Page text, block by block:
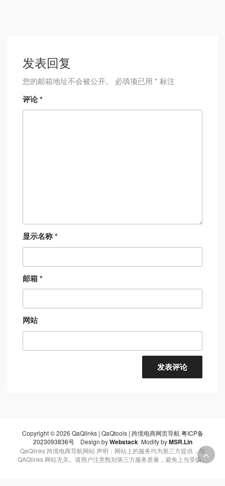
发表回复
您的邮箱地址不会被公开。 必填项已用 * 标注
评论*
显示名称*
邮箱*
网站
Copyright © 2026 QaQlinks | QaQtools | 跨境电商网页导航粤ICP备
2023093836号Design byWebstack Modify byMSR.Lin
QaQlinks 跨境电商导航网站 声明：网站上的服务均为第三方提供，与
QAQlinks 网站无关。请用户注意甄别第三方服务质量，避免上当受骗。